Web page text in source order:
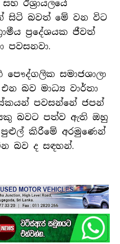
ඊශ්‍රායලයේ
සිටි බවත් මේ වන විට
ප්‍රදේශයක ජීවත්
පවසනවා.
සමාජශාලා
බව මාධ්‍ය වාර්තා
පවසන්නේ ජපන්
බවට පත්ව ඇති ඔහු
පුළුල් කිරීමේ අරමුණෙන්
බව ද සඳහන්.